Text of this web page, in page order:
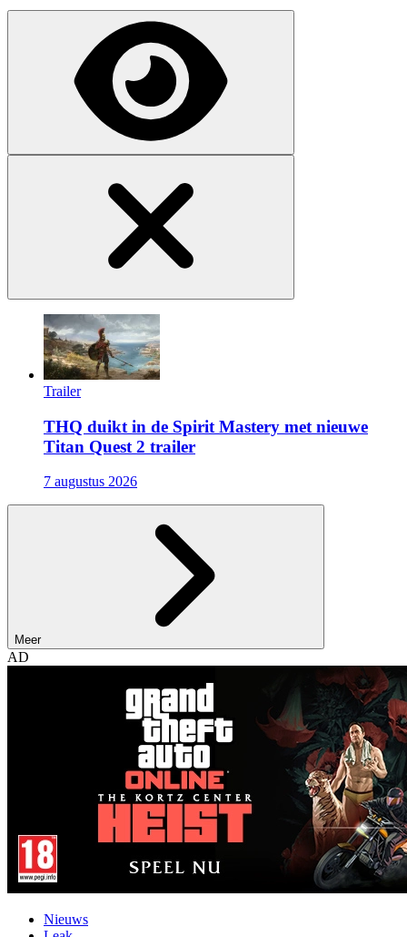
Trailer
THQ duikt in de Spirit Mastery met nieuwe
Titan Quest 2 trailer
7 augustus 2026
Meer
AD
Nieuws